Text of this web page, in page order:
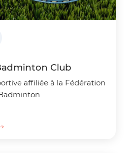
Club
affiliée à la Fédération